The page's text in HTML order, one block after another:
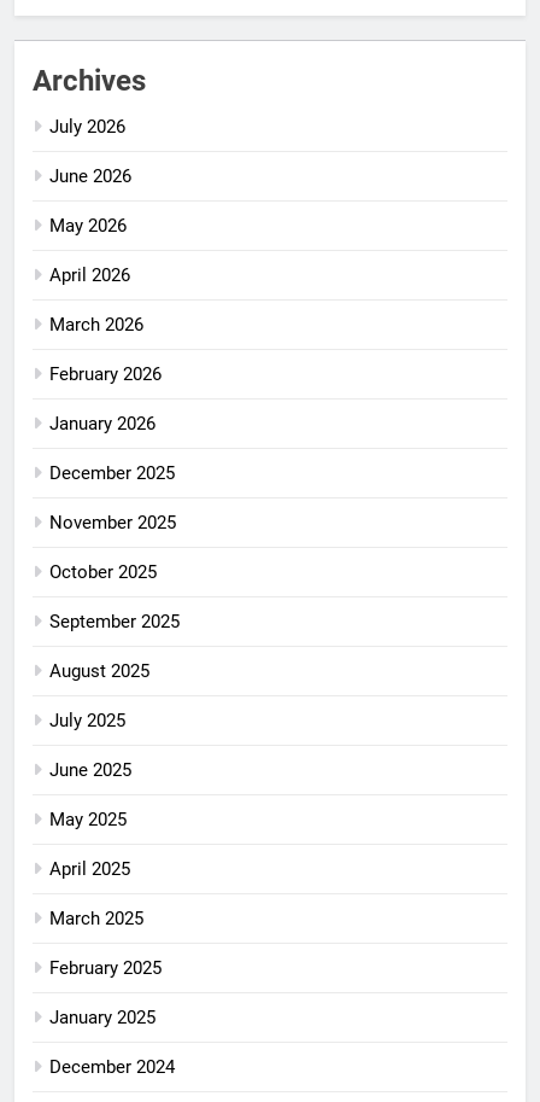
Archives
July 2026
June 2026
May 2026
April 2026
March 2026
February 2026
January 2026
December 2025
November 2025
October 2025
September 2025
August 2025
July 2025
June 2025
May 2025
April 2025
March 2025
February 2025
January 2025
December 2024